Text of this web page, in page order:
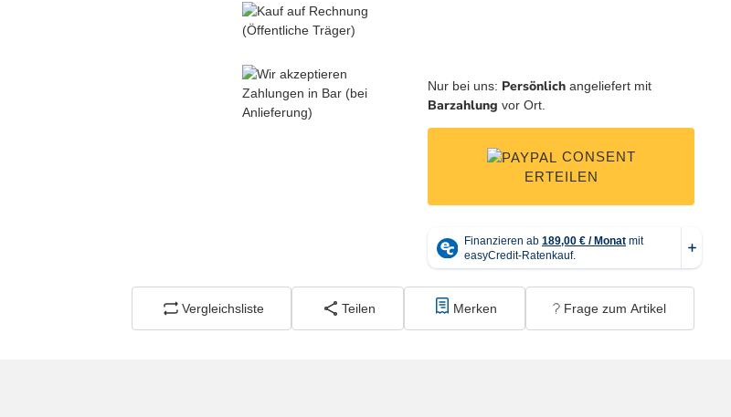
Nur bei uns: Persönlich angeliefert mit
Barzahlung vor Ort.
CONSENT
ERTEILEN
Vergleichsliste Teilen Merken Frage zum Artikel